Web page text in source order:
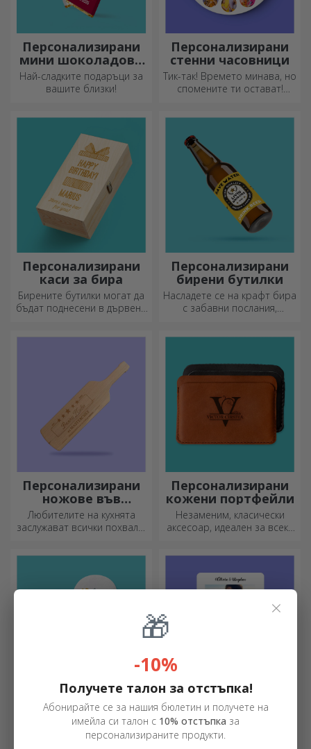
Персонализирани
мини шоколадови
барове
Най-сладките подаръци за
вашите близки!
Персонализирани
стенни часовници
Тик-так! Времето минава, но
спомените ти остават!
Персонализирани
каси за бира
Бирените бутилки могат да
бъдат поднесени в дървени
Персонализирани
бирени бутилки
Насладете се на крафт бира
с забавни послания,
Персонализирани
ножове във
формата на
бутилка
Любителите на кухнята
заслужават всички похвали.
деликатеси.
Персонализирани
кожени портфейли
Незаменим, класически
аксесоар, идеален за всеки
Персонализирани
ръкавици за фурна
и кухненски
аксесоари
Готови ли сте да готвите? С
Персонализирана
LED нощна лампа
Подарък, който носи радост
×
🎁
-10%
Получете талон за отстъпка!
Абонирайте се за нашия бюлетин и получете на
имейла си талон с 10% отстъпка за
персонализираните продукти.